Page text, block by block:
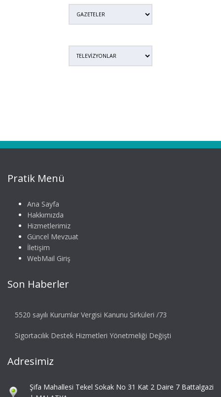
Pratik Menü
Ana Sayfa
Hakkımızda
Hizmetlerimiz
Güncel Mevzuat
İletişim
WebMail Giriş
Son Haberler
5520 sayılı Kurumlar Vergisi Kanunu Sirküleri /73
Sigortacılık Destek Hizmetleri Yönetmeliği Değişti
Adresimiz
Şifa Mahallesi Tekel Sokak No 31 Kat 2 Daire 7 Battalgazi